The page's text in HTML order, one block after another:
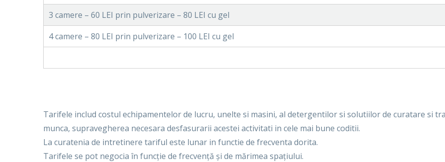
3 camere – 60 LEI prin pulverizare – 80 LEI cu gel
4 camere – 80 LEI prin pulverizare – 100 LEI cu gel
Tarifele includ costul echipamentelor de lucru, unelte si masini, al detergentilor si solutiilor de curatare si
munca, supravegherea necesara desfasurarii acestei activitati in cele mai bune coditii.
La curatenia de intretinere tariful este lunar in functie de frecventa dorita.
Tarifele se pot negocia în funcție de frecvență și de mărimea spațiului.